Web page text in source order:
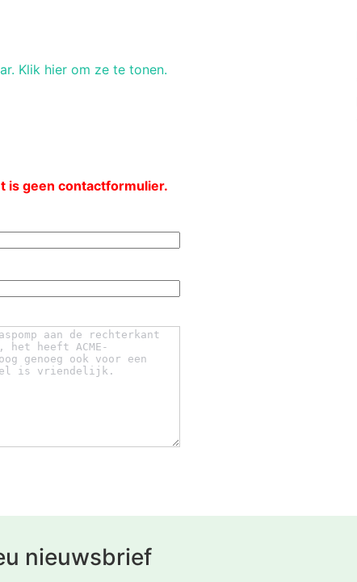
Klik hier om ze te tonen.
is geen contactformulier.
nieuwsbrief